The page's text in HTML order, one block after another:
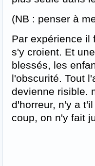
(NB : penser à
Par expérience il
s'y croient. Et
blessés, les
l'obscurité. Tout
devienne risible.
d'horreur, n'y a
coup, on n'y fait